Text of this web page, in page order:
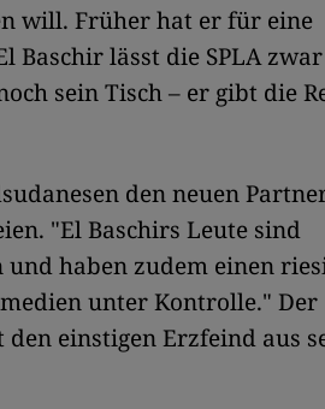
will. Früher hat er für eine
Baschir lässt die SPLA
sein Tisch – er gibt die
den neuen
"El Baschirs Leute sind
haben zudem einen
unter Kontrolle." Der
den einstigen Erzfeind aus